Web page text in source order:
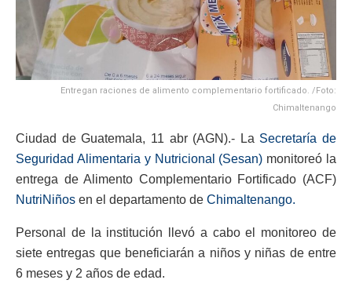
Entregan raciones de alimento complementario fortificado. /Foto:
Chimaltenango
Ciudad de Guatemala, 11 abr (AGN).- La Secretaría de
Seguridad Alimentaria y Nutricional (Sesan) monitoreó la
entrega de Alimento Complementario Fortificado (ACF)
NutriNiños en el departamento de Chimaltenango.
Personal de la institución llevó a cabo el monitoreo de
siete entregas que beneficiarán a niños y niñas de entre
6 meses y 2 años de edad.